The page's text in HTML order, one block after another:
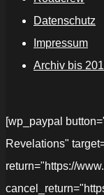
Datenschutz
Impressum
Archiv bis
[wp_paypal
Revelations"
return="https://